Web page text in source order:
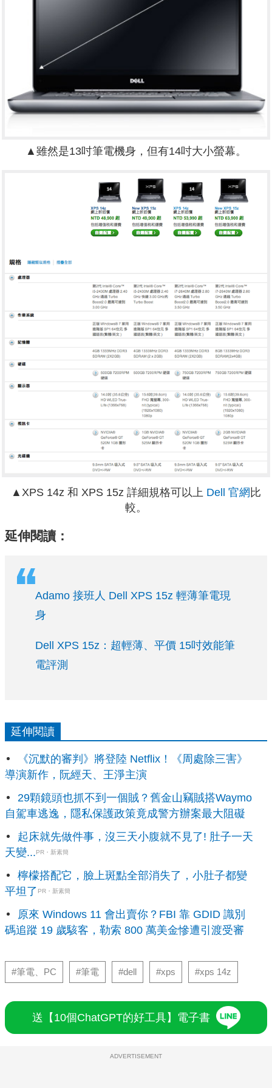
▲雖然是13吋筆電機身，但有14吋大小螢幕。
▲XPS 14z 和 XPS 15z 詳細規格可以上 Dell 官網 比
較。
延伸閱讀：
Adamo 接班人 Dell XPS 15z 輕薄筆電現
身
Dell XPS 15z：超輕薄、平價 15吋效能筆
電評測
延伸閱讀
《沉默的審判》將登陸 Netflix！《周處除三害》
導演新作，阮經天、王淨主演
29顆鏡頭也抓不到一個賊？舊金山竊賊搭Waymo
自駕車逃逸，隱私保護政策竟成警方辦案最大阻礙
起床就先做件事，沒三天小腹就不見了! 肚子一天
天變...PR・新素簡
檸檬搭配它，臉上斑點全部消失了，小肚子都變
平坦了 PR・新素簡
原來 Windows 11 會出賣你？FBI 靠 GDID 識別
碼追蹤 19 歲駭客，勒索 800 萬美金慘遭引渡受審
#筆電、PC #筆電 #dell #xps #xps 14z
送【10個ChatGPT的好工具】電子書
ADVERTISEMENT